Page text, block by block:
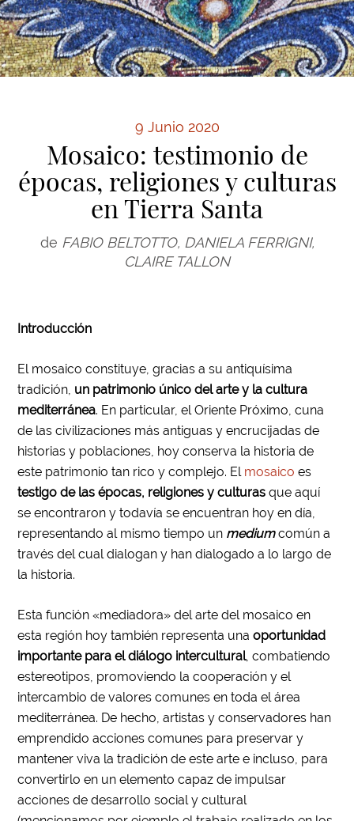
9 Junio 2020
Mosaico: testimonio de
épocas, religiones y culturas
en Tierra Santa
de FABIO BELTOTTO, DANIELA FERRIGNI,
CLAIRE TALLON
Introducción
El mosaico constituye, gracias a su antiquísima
tradición, un patrimonio único del arte y la cultura
mediterránea. En particular, el Oriente Próximo, cuna
de las civilizaciones más antiguas y encrucijadas de
historias y poblaciones, hoy conserva la historia de
este patrimonio tan rico y complejo. El mosaico es
testigo de las épocas, religiones y culturas que aquí
se encontraron y todavía se encuentran hoy en día,
representando al mismo tiempo un mediumcomún a
través del cual dialogan y han dialogado a lo largo de
la historia.
Esta función «mediadora» del arte del mosaico en
esta región hoy también representa unaoportunidad
importante para el diálogo intercultural, combatiendo
estereotipos, promoviendo la cooperación y el
intercambio de valores comunes en toda el área
mediterránea. De hecho, artistas y conservadores han
emprendido acciones comunes para preservar y
mantener viva la tradición de este arte e incluso, para
convertirlo en un elemento capaz de impulsar
acciones de desarrollo social y cultural